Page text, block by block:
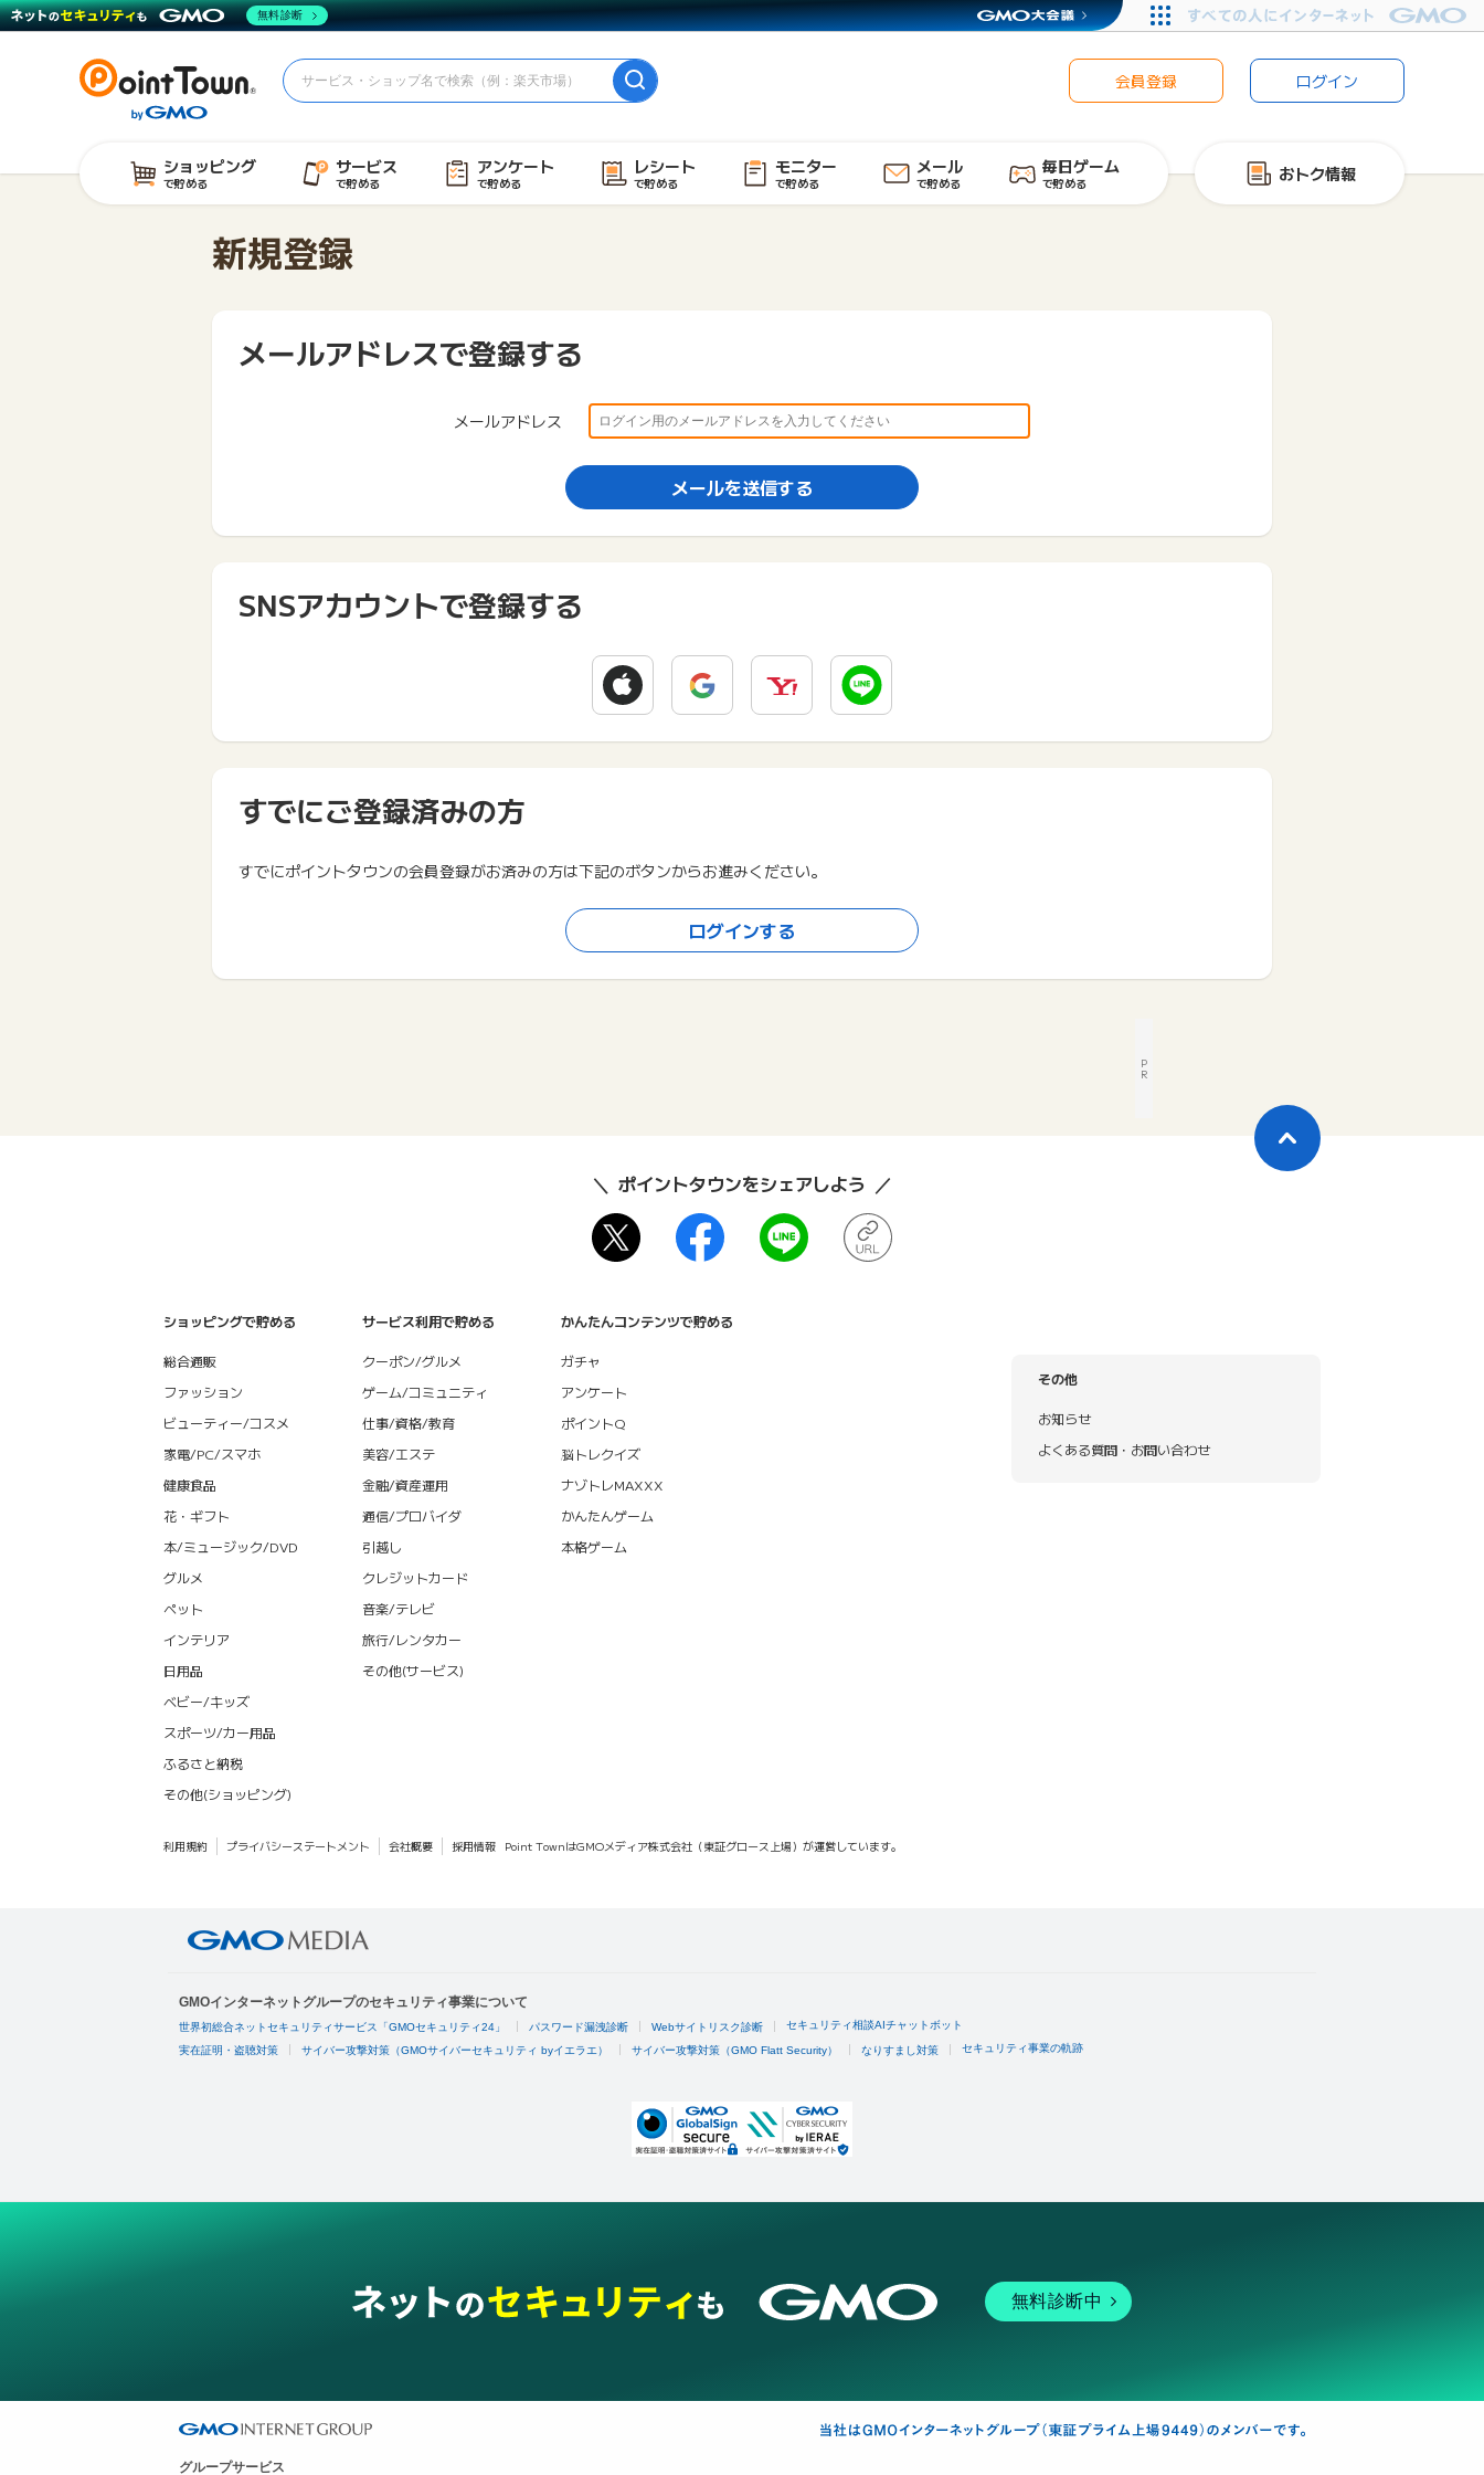
会員登録 ログイン
ショッピング
で貯める
サービス
で貯める
アンケート
で貯める
レシート
で貯める
モニター
で貯める
メール
で貯める
毎日ゲーム
で貯める おトク情報
新規登録
メールアドレスで登録する
メールアドレス
メールを送信する
SNSアカウントで登録する
すでにご登録済みの方
すでにポイントタウンの会員登録がお済みの方は下記のボタンからお進みください。
ログインする
P
R
ポイントタウンをシェアしよう
ショッピングで貯める
総合通販
ファッション
ビューティー/コスメ
家電/PC/スマホ
健康食品
花・ギフト
本/ミュージック/DVD
グルメ
ペット
インテリア
日用品
ベビー/キッズ
スポーツ/カー用品
ふるさと納税
その他(ショッピング)
サービス利用で貯める
クーポン/グルメ
ゲーム/コミュニティ
仕事/資格/教育
美容/エステ
金融/資産運用
通信/プロバイダ
引越し
クレジットカード
音楽/テレビ
旅行/レンタカー
その他(サービス)
かんたんコンテンツで貯める
ガチャ
アンケート
ポイントQ
脳トレクイズ
ナゾトレMAXXX
かんたんゲーム
本格ゲーム
その他
お知らせ
よくある質問・お問い合わせ
利用規約 プライバシーステートメント 会社概要 採用情報 Point TownはGMOメディア株式会社（東証グロース上場）が運営しています。
GMOインターネットグループのセキュリティ事業について
世界初総合ネットセキュリティサービス「GMOセキュリティ24」 パスワード漏洩診断 Webサイトリスク診断 セキュリティ相談AIチャットボット
実在証明・盗聴対策 サイバー攻撃対策（GMOサイバーセキュリティ byイエラエ） サイバー攻撃対策（GMO Flatt Security） なりすまし対策 セキュリティ事業の軌跡
無料診断中
グループサービス
無料診断